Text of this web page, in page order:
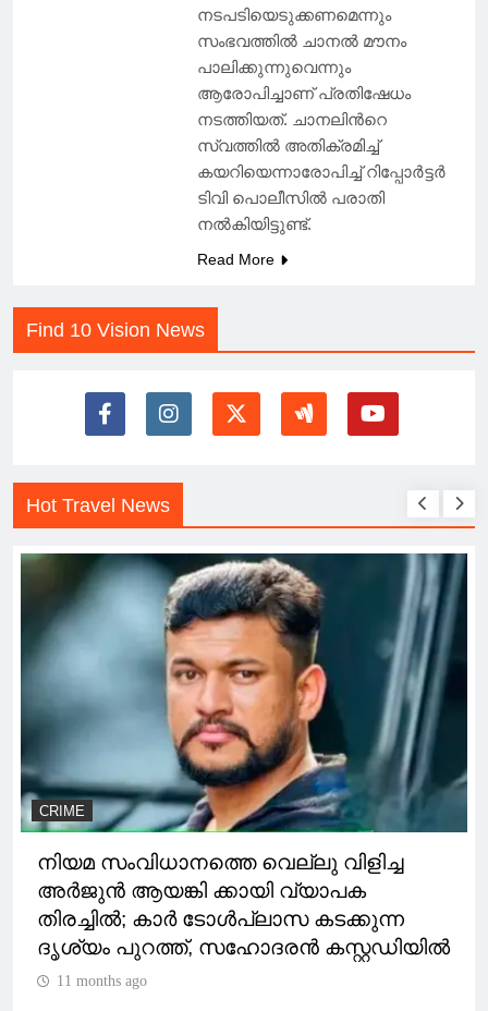
നടപടിയെടുക്കണമെന്നും
സംഭവത്തില്‍ ചാനല്‍ മൗനം
പാലിക്കുന്നുവെന്നും
ആരോപിച്ചാണ്‌ പ്രതിഷേധം
നടത്തിയത്. ചാനലിന്‍റെ
സ്വത്തില്‍ അതിക്രമിച്ച്
കയറിയെന്നാരോപിച്ച് റിപ്പോര്‍ട്ടര്‍
ടിവി പൊലീസില്‍ പരാതി
നല്‍കിയിട്ടുണ്ട്.
Read More
Find 10 Vision News
Hot Travel News
CRIME
നിയമ സംവിധാനത്തെ വെല്ലു വിളിച്ച
അർജുൻ ആയങ്കി ക്കായി വ്യാപക
തിരച്ചിൽ; കാർ ടോള്‍പ്ലാസ കടക്കുന്ന
ദൃശ്യം പുറത്ത്, സഹോദരൻ കസ്റ്റഡിയിൽ
11 months ago